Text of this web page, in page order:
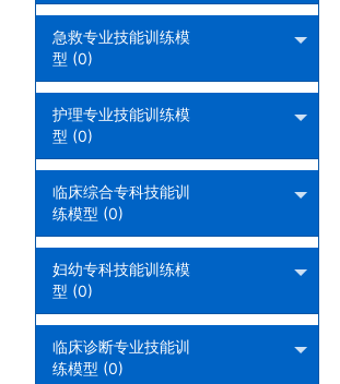
急救专业技能训练模
型 (0)
护理专业技能训练模
型 (0)
临床综合专科技能训
练模型 (0)
妇幼专科技能训练模
型 (0)
临床诊断专业技能训
练模型 (0)